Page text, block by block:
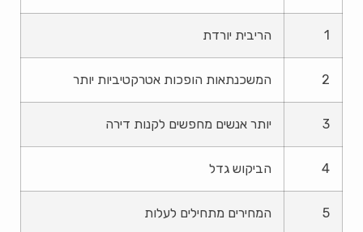
1 הריבית יורדת
2 המשכנתאות הופכות אטרקטיביות יותר
3 יותר אנשים מחפשים לקנות דירה
4 הביקוש גדל
5 המחירים מתחילים לעלות